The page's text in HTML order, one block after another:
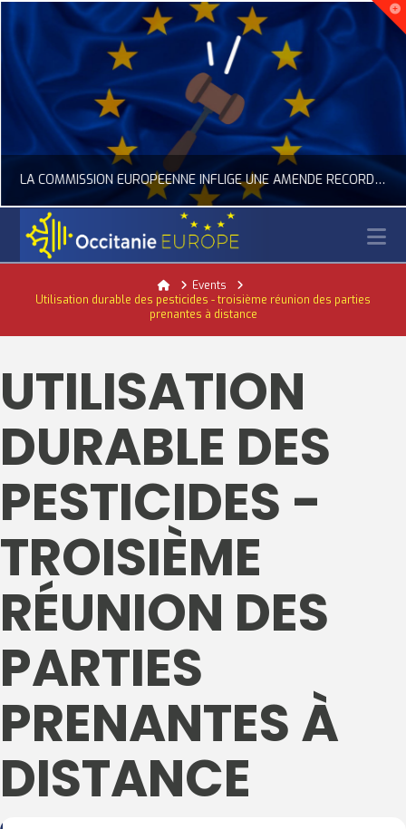
LA COMMISSION EUROPÉENNE INFLIGE UNE AMENDE RECORD À GOOGLE
ACTUALITÉ DE L'UNION EUROPÉENNE, ACTUALITÉ DE LA REPRÉSENTATION D’OCCITANIE EUROPE, NUMÉRIQUE- DIGITAL
HomeEvents
Utilisation durable des pesticides - troisième réunion des parties
prenantes à distance
UTILISATION
DURABLE DES
PESTICIDES -
TROISIÈME
RÉUNION DES
PARTIES
PRENANTES À
DISTANCE